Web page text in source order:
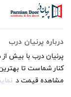
درباره پرنیان درب
پرنیان درب با بیش
کنار شماست تا
مشاهده قیمت د